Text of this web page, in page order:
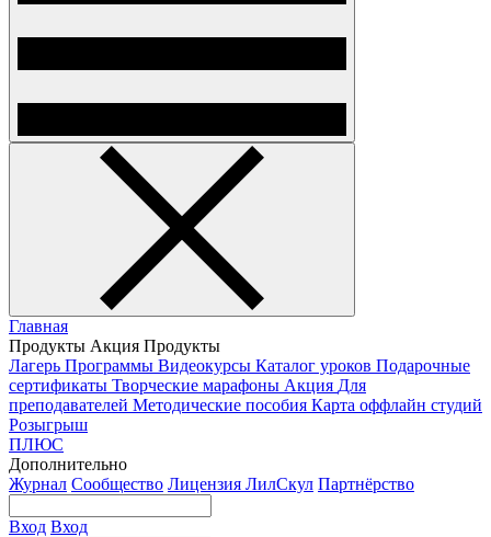
Главная
Продукты Акция Продукты
Лагерь Программы Видеокурсы Каталог уроков Подарочные
сертификаты Творческие марафоны Акция Для
преподавателей Методические пособия Карта оффлайн студий
Розыгрыш
ПЛЮС
Дополнительно
Журнал Сообщество Лицензия ЛилСкул Партнёрство
Вход Вход